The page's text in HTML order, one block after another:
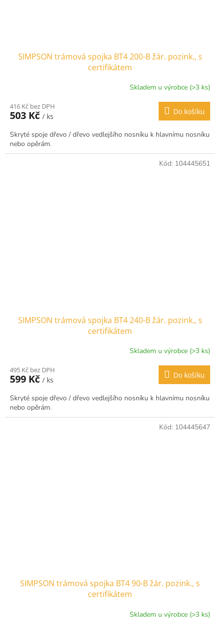
SIMPSON trámová spojka BT4 200-B žár. pozink., s
certifikátem
Skladem u výrobce (>3 ks)
416 Kč bez DPH
503 Kč / ks
Do košíku
Skryté spoje dřevo / dřevo vedlejšího nosníku k hlavnímu nosníku
nebo opěrám.
SIMPSON trámová spojka BT4 240-B žár. pozink., s
certifikátem
Skladem u výrobce (>3 ks)
495 Kč bez DPH
599 Kč / ks
Do košíku
Skryté spoje dřevo / dřevo vedlejšího nosníku k hlavnímu nosníku
nebo opěrám.
Kód: 104445651
SIMPSON trámová spojka BT4 90-B žár. pozink., s
certifikátem
Skladem u výrobce (>3 ks)
Kód: 104445647